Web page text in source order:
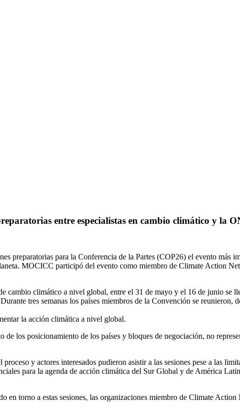
entre especialistas en cambio climático y la
preparatorias para la Conferencia de la Partes (COP26) el evento más
MOCICC participó del evento como miembro de Climate Action
cambio climático a nivel global, entre el 31 de mayo y el 16 de junio
tres semanas los países miembros de la Convención se reunieron,
la acción climática a nivel global.
los posicionamiento de los países y bloques de negociación, no
proceso y actores interesados pudieron asistir a las sesiones pese a las
para la agenda de acción climática del Sur Global y de América
en torno a estas sesiones, las organizaciones miembro de Climate